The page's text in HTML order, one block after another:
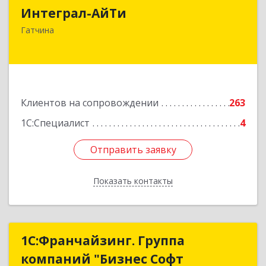
Интеграл-АйТи
Гатчина
Клиентов на сопровождении
263
1С:Специалист
4
Отправить заявку
Показать контакты
188300, Ленинградская обл, Гатчинский р-н,
Гатчина г, 25 Октября пр-кт, дом № 42, литера
Отправить заявку
Назад
1С:Франчайзинг. Группа
компаний "Бизнес Софт
1С:Франчайзинг. Группа
компаний "Бизнес Софт